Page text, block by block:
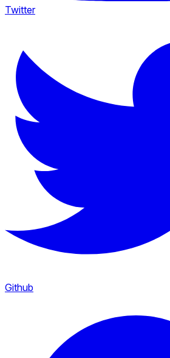
Twitter
Github